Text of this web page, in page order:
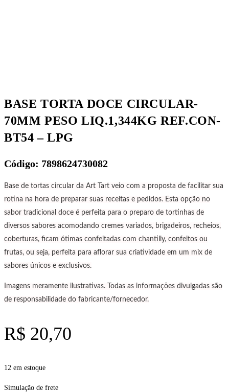
BASE TORTA DOCE CIRCULAR-
70MM PESO LIQ.1,344KG REF.CON-
BT54 – LPG
Código: 7898624730082
Base de tortas circular da Art Tart veio com a proposta de facilitar sua
rotina na hora de preparar suas receitas e pedidos. Esta opção no
sabor tradicional doce é perfeita para o preparo de tortinhas de
diversos sabores acomodando cremes variados, brigadeiros, recheios,
coberturas, ficam ótimas confeitadas com chantilly, confeitos ou
frutas, ou seja, perfeita para aflorar sua criatividade em um mix de
sabores únicos e exclusivos.
Imagens meramente ilustrativas.
Todas as informações divulgadas são
de responsabilidade do fabricante/fornecedor.
R$ 20,70
12 em estoque
Simulação de frete